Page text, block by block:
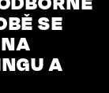
SE
A